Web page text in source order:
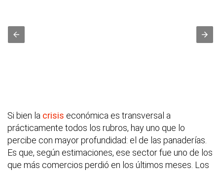
Si bien la crisis económica es transversal a
prácticamente todos los rubros, hay uno que lo
percibe con mayor profundidad: el de las panaderías.
Es que, según estimaciones, ese sector fue uno de los
que más comercios perdió en los últimos meses. Los